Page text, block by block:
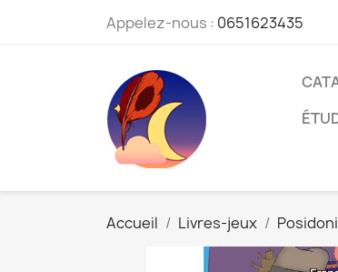
Appelez-nous : 0651623435
Accueil Livres-jeux